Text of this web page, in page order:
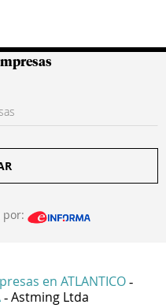
por:
en ATLANTICO -
- Astming Ltda